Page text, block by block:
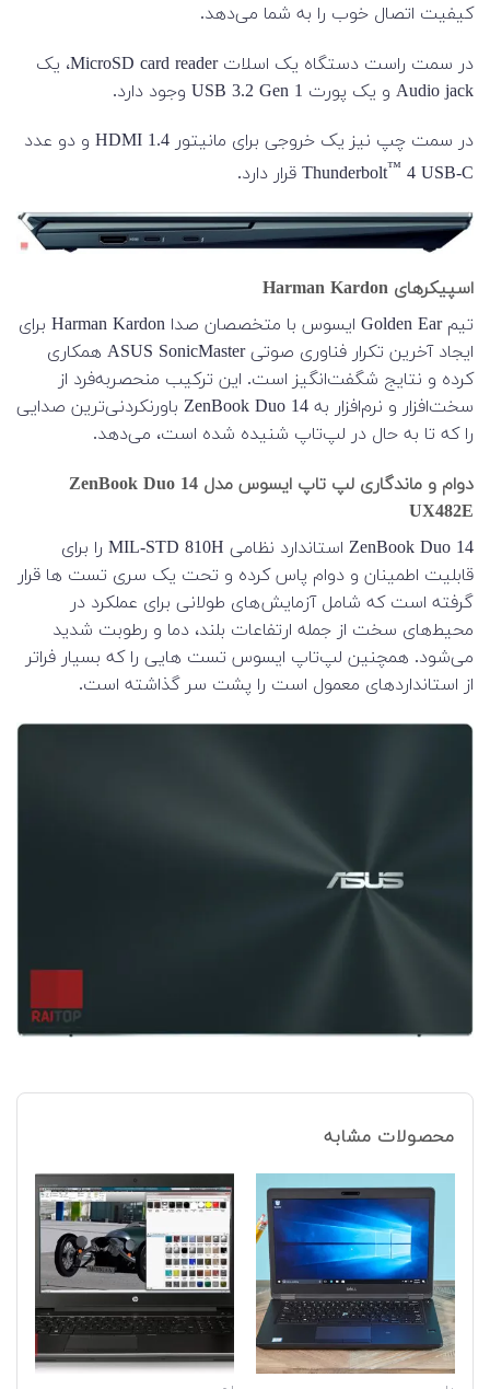
کیفیت اتصال خوب را به شما می‌دهد.
در سمت راست دستگاه یک اسلاتMicroSD card reader، یک
Audio jack و یک پورت
USB 3.2 Gen 1 وجود دارد.
در سمت چپ نیز یک خروجی برای مانیتور HDMI 1.4 و دو عدد
Thunderbolt™ 4 USB-C قرار دارد.
اسپیکرهای Harman Kardon
تیم Golden Ear ایسوس با متخصصان صدا Harman Kardon برای
ایجاد آخرین تکرار فناوری صوتی ASUS SonicMaster همکاری
کرده و نتایج شگفت‌انگیز است. این ترکیب منحصربه‌فرد از
سخت‌افزار و نرم‌افزار به ZenBook Duo 14 باورنکردنی‌ترین صدایی
را که تا به حال در لپ‌تاپ شنیده شده است، می‌دهد.
دوام و ماندگاری لپ تاپ ایسوس مدل ZenBook Duo 14
UX482E
ZenBook Duo 14 استاندارد نظامی MIL-STD 810H را برای
قابلیت اطمینان و دوام پاس کرده و تحت یک سری تست ها قرار
گرفته است که شامل آزمایش‌های طولانی برای عملکرد در
محیط‌های سخت از جمله ارتفاعات بلند، دما و رطوبت شدید
می‌شود. همچنین لپ‌تاپ ایسوس تست هایی را که بسیار فراتر
از استانداردهای معمول است را پشت سر گذاشته است.
محصولات مشابه